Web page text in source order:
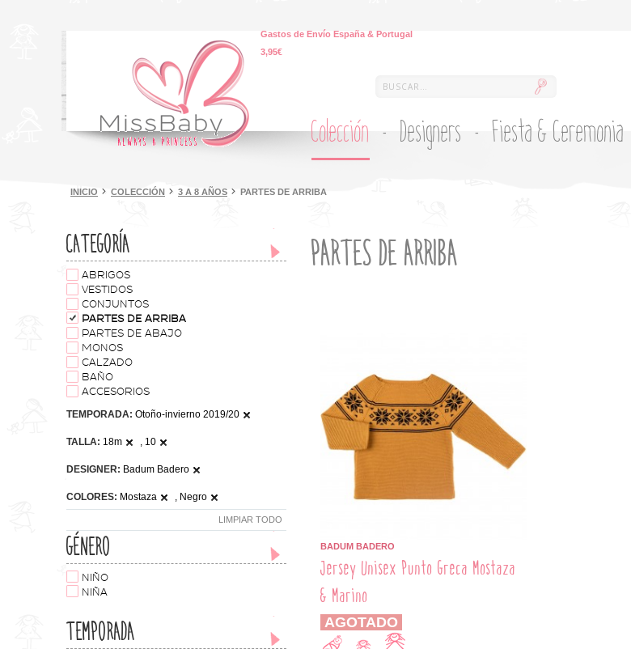
Gastos de Envío España & Portugal
3,95€
Colección Designers Fiesta & Ceremonia
INICIO COLECCIÓN 3 A 8 AÑOS PARTES DE ARRIBA
CATEGORÍA
ABRIGOS
VESTIDOS
CONJUNTOS
PARTES DE ARRIBA
PARTES DE ABAJO
MONOS
CALZADO
BAÑO
ACCESORIOS
TEMPORADA: Otoño-invierno 2019/20
TALLA: 18m , 10
DESIGNER: Badum Badero
COLORES: Mostaza , Negro
LIMPIAR TODO
GÉNERO
NIÑO
NIÑA
TEMPORADA
PARTES DE ARRIBA
BADUM BADERO
Jersey Unisex Punto Greca Mostaza
& Marino
AGOTADO